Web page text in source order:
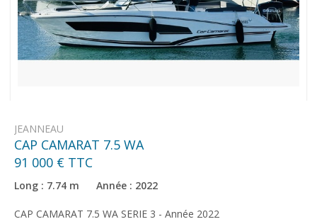
JEANNEAU
CAP CAMARAT 7.5 WA
91 000 € TTC
Long : 7.74 m Année : 2022
CAP CAMARAT 7.5 WA SERIE 3 - Année 2022